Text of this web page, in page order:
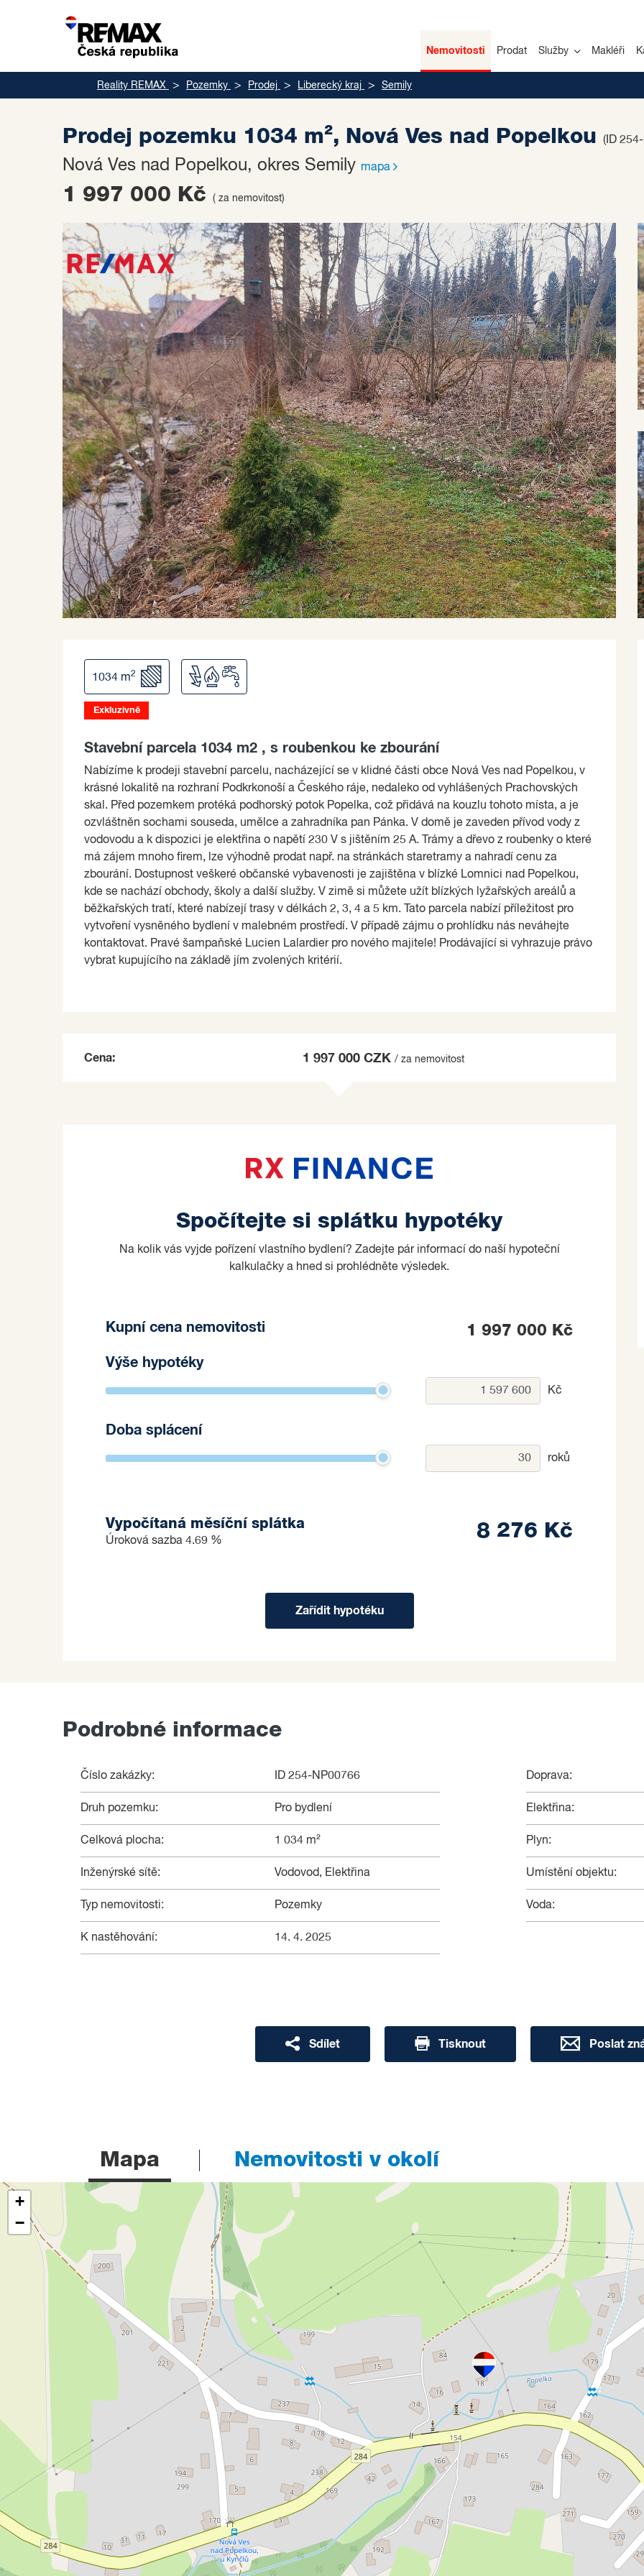
Nemovitosti Prodat Služby Makléři
Reality REMAX Pozemky Prodej Liberecký kraj Semily
Prodej pozemku 1034 m², Nová Ves nad Popelkou (ID
Nová Ves nad Popelkou, okres Semily mapa
1 997 000 Kč ( za nemovitost)
1034 m2
Exkluzivně
Stavební parcela 1034 m2 , s roubenkou ke zbourání
Nabízíme k prodeji stavební parcelu, nacházející se v klidné části obce Nová Ves nad Popelkou, v
krásné lokalitě na rozhraní Podkrkonoší a Českého ráje, nedaleko od vyhlášených Prachovských
skal. Před pozemkem protéká podhorský potok Popelka, což přidává na kouzlu tohoto místa, a je
ozvláštněn sochami souseda, umělce a zahradníka pan Pánka. V domě je zaveden přívod vody z
vodovodu a k dispozici je elektřina o napětí 230 V s jištěním 25 A. Trámy a dřevo z roubenky o které
má zájem mnoho firem, lze výhodně prodat např. na stránkách staretramy a nahradí cenu za
zbourání. Dostupnost veškeré občanské vybavenosti je zajištěna v blízké Lomnici nad Popelkou,
kde se nachází obchody, školy a další služby. V zimě si můžete užít blízkých lyžařských areálů a
běžkařských tratí, které nabízejí trasy v délkách 2, 3, 4 a 5 km. Tato parcela nabízí příležitost pro
vytvoření vysněného bydlení v malebném prostředí. V případě zájmu o prohlídku nás neváhejte
kontaktovat. Pravé šampaňské Lucien Lalardier pro nového majitele! Prodávající si vyhrazuje právo
vybrat kupujícího na základě jím zvolených kritérií.
Cena: 1 997 000 CZK/ za nemovitost
Spočítejte si splátku hypotéky
Na kolik vás vyjde pořízení vlastního bydlení? Zadejte pár informací do naší hypoteční
kalkulačky a hned si prohlédněte výsledek.
Kupní cena nemovitosti 1 997 000 Kč
Výše hypotéky
Kč
Doba splácení
roků
Vypočítaná měsíční splátka
Úroková sazba 4.69 % 8 276 Kč
Zařídit hypotéku
Podrobné informace
Číslo zakázky: ID 254-NP00766
Druh pozemku: Pro bydlení
Celková plocha: 1 034 m²
Inženýrské sítě: Vodovod, Elektřina
Typ nemovitosti: Pozemky
K nastěhování: 14. 4. 2025
Doprava:
Elektřina:
Plyn:
Umístění objektu:
Voda:
Sdílet Tisknout Poslat
Mapa Nemovitosti v okolí
+
−